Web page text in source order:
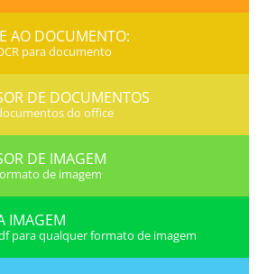
AO DOCUMENTO:
para documento
DE DOCUMENTOS
do office
DE IMAGEM
de imagem
IMAGEM
para qualquer formato de imagem